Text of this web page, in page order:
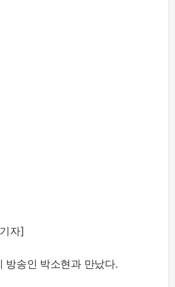
자]
방송인 박소현과 만났다.